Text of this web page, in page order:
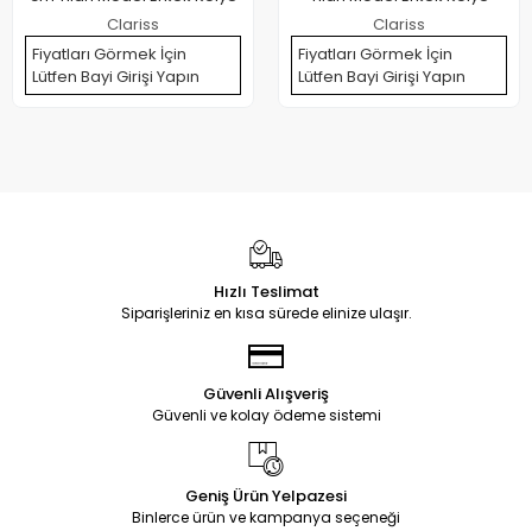
Clariss
Fiyatları Görmek İçin
Lütfen Bayi Girişi Yapın
Clariss
Fiyatları Görmek İçin
Lütfen Bayi Girişi Yapın
Hızlı Teslimat
Siparişleriniz en kısa sürede elinize ulaşır.
Güvenli Alışveriş
Güvenli ve kolay ödeme sistemi
Geniş Ürün Yelpazesi
Binlerce ürün ve kampanya seçeneği